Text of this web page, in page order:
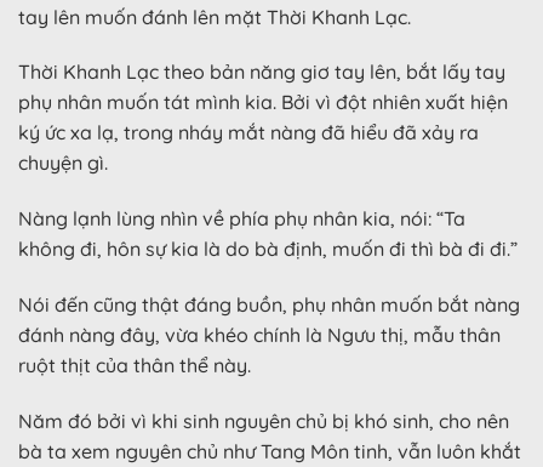
tay lên muốn đánh lên mặt Thời Khanh Lạc.
Thời Khanh Lạc theo bản năng giơ tay lên, bắt lấy tay
phụ nhân muốn tát mình kia. Bởi vì đột nhiên xuất hiện
ký ức xa lạ, trong nháy mắt nàng đã hiểu đã xảy ra
chuyện gì.
Nàng lạnh lùng nhìn về phía phụ nhân kia, nói: “Ta
không đi, hôn sự kia là do bà định, muốn đi thì bà đi đi.”
Nói đến cũng thật đáng buồn, phụ nhân muốn bắt nàng
đánh nàng đây, vừa khéo chính là Ngưu thị, mẫu thân
ruột thịt của thân thể này.
Năm đó bởi vì khi sinh nguyên chủ bị khó sinh, cho nên
bà ta xem nguyên chủ như Tang Môn tinh, vẫn luôn khắt